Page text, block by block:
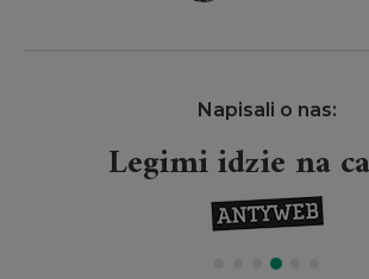
Napisali o nas:
Legimi idzie na